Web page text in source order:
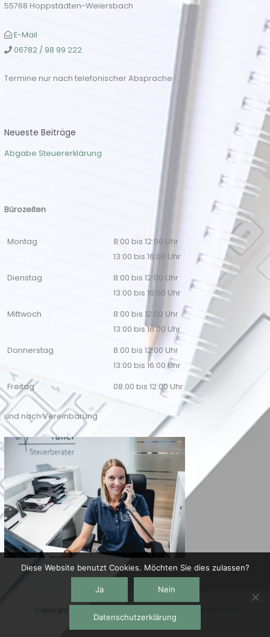
55768 Hoppstädten-Weiersbach
E-Mail
06782 / 98 99 222
Termine nur nach telefonischer Absprache
Neueste Beiträge
Abgabe Steuererklärung
Bürozeiten
Montag
8:00 bis 12:00 Uhr
13:00 bis 16:00 Uhr
Dienstag
8:00 bis 12:00 Uhr
13:00 bis 16:00 Uhr
Mittwoch
8:00 bis 12:00 Uhr
13:00 bis 16:00 Uhr
Donnerstag
8:00 bis 12:00 Uhr
13:00 bis 16:00 Uhr
Freitag 08:00 bis 12:00 Uhr
und nach Vereinbarung
Copyright © 2026
Datenschutzerklärung
Diese Website benutzt Cookies. Möchten Sie dies zulassen?
Ja Nein
Datenschutzerklärung